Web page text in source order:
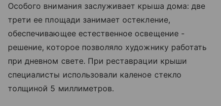
Особого внимания заслуживает крыша дома: две
трети ее площади занимает остекление,
обеспечивающее естественное освещение -
решение, которое позволяло художнику работать
при дневном свете. При реставрации крыши
специалисты использовали каленое стекло
толщиной 5 миллиметров.